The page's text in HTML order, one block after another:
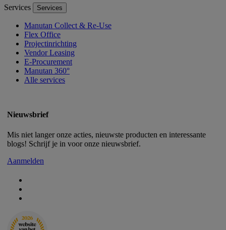
Services Services
Manutan Collect & Re-Use
Flex Office
Projectinrichting
Vendor Leasing
E-Procurement
Manutan 360°
Alle services
Nieuwsbrief
Mis niet langer onze acties, nieuwste producten en interessante
blogs! Schrijf je in voor onze nieuwsbrief.
Aanmelden